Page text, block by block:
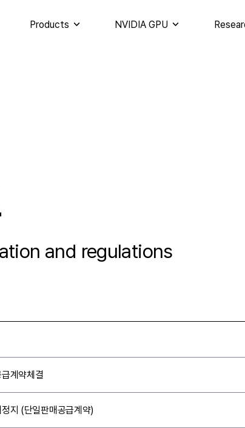
Products NVIDIA GPU
and regulations
계약체결
지 (단일판매공급계약)